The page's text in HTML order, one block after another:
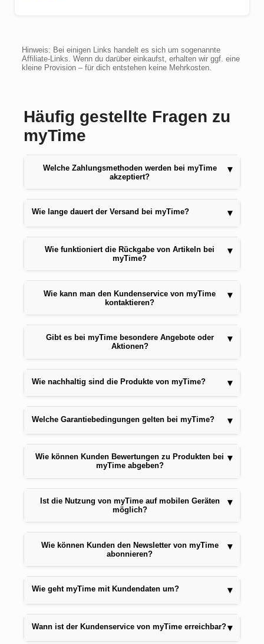
Hinweis: Bei einigen Links handelt es sich um sogenannte
Affiliate-Links. Wenn du darüber einkaufst, erhalten wir ggf. eine
kleine Provision – für dich entstehen keine Mehrkosten.
Häufig gestellte Fragen zu
myTime
Welche Zahlungsmethoden werden bei myTime
akzeptiert?
▾
Wie lange dauert der Versand bei myTime? ▾
Wie funktioniert die Rückgabe von Artikeln bei
myTime?
▾
Wie kann man den Kundenservice von myTime
kontaktieren?
▾
Gibt es bei myTime besondere Angebote oder
Aktionen?
▾
Wie nachhaltig sind die Produkte von myTime? ▾
Welche Garantiebedingungen gelten bei myTime? ▾
Wie können Kunden Bewertungen zu Produkten bei
myTime abgeben?
▾
Ist die Nutzung von myTime auf mobilen Geräten
möglich?
▾
Wie können Kunden den Newsletter von myTime
abonnieren?
▾
Wie geht myTime mit Kundendaten um? ▾
Wann ist der Kundenservice von myTime erreichbar?▾